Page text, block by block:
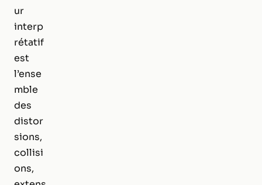
ur
interp
rétatif
est
l’ense
mble
des
distor
sions,
collisi
ons,